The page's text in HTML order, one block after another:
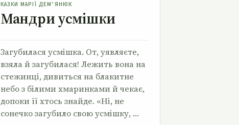
КАЗКИ МАРІЇ ДЕМ’ЯНЮК
Мандри усмішки
Загубилася усмішка. От, уявляєте,
взяла й загубилася! Лежить вона на
стежинці, дивиться на блакитне
небо з білими хмаринками й чекає,
допоки її хтось знайде. «Ні, не
сонечко загубило свою усмішку, …